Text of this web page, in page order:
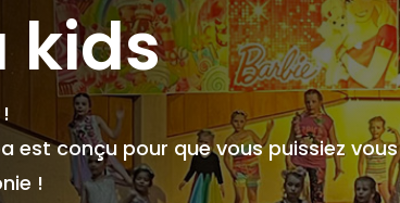
kids
est conçu pour que vous puissiez vous
!